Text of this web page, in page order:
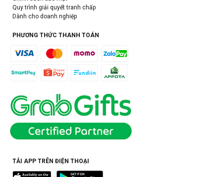
Quy trình giải quyết tranh chấp
Dành cho doanh nghiệp
PHƯƠNG THỨC THANH TOÁN
TẢI APP TRÊN ĐIỆN THOẠI